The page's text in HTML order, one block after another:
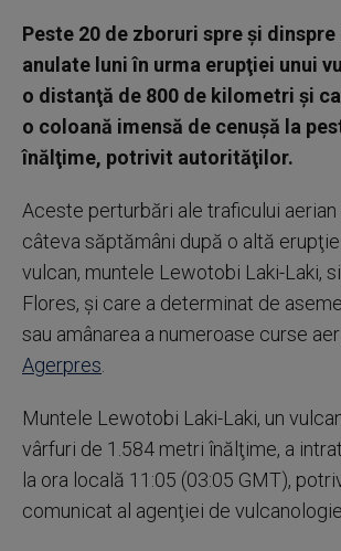
Peste 20 de zboruri spre şi
anulate luni în urma erupţiei unui
o distanţă de 800 de kilometri şi
o coloană imensă de cenuşă la
înălţime, potrivit autorităţilor.
Aceste perturbări ale traficului aerian
câteva săptămâni după o altă
vulcan, muntele Lewotobi Laki-Laki,
Flores, şi care a determinat de
sau amânarea a numeroase curse
Agerpres
Muntele Lewotobi Laki-Laki, un
vârfuri de 1.584 metri înălţime, a
la ora locală 11:05 (03:05 GMT),
comunicat al agenţiei de vulcanologie.